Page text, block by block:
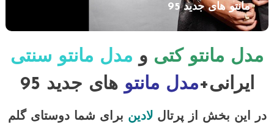
مانتو های جدید 95
مدل مانتو کتی و مدل مانتو سنتی
ایرانی+مدل مانتوهای جدید 95
در این بخش از پرتال لادین برای شما دوستای گلم